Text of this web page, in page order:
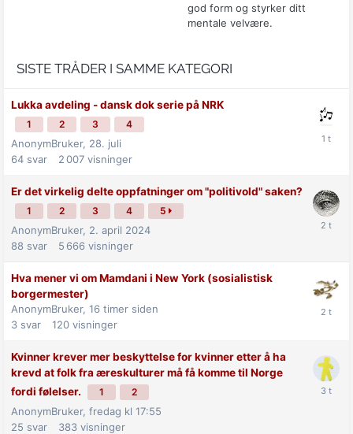
god form og styrker ditt
mentale velvære.
SISTE TRÅDER I SAMME KATEGORI
Lukka avdeling - dansk dok serie på NRK
1 2 3 4
AnonymBruker, 28. juli
64 svar 2 007 visninger
Er det virkelig delte oppfatninger om "politivold" saken?
1 2 3 4 5
AnonymBruker, 2. april 2024
88 svar 5 666 visninger
Hva mener vi om Mamdani i New York (sosialistisk
borgermester)
AnonymBruker, 16 timer siden
3 svar 120 visninger
Kvinner krever mer beskyttelse for kvinner etter å ha
krevd at folk fra æreskulturer må få komme til Norge
fordi følelser.
1 2
AnonymBruker, fredag kl 17:55
25 svar 383 visninger